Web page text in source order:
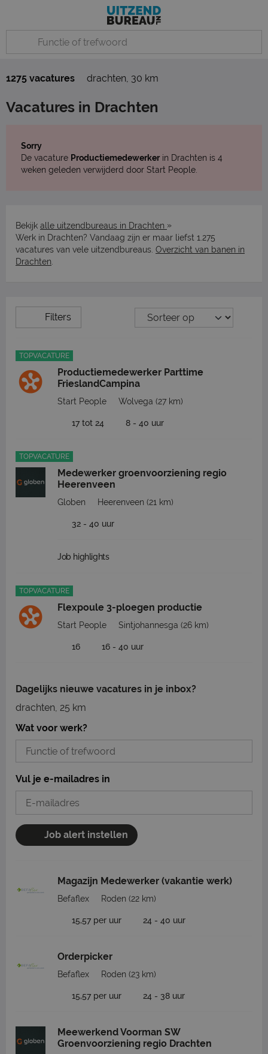
1275 vacatures drachten, 30 km
Vacatures in Drachten
Sorry
De vacature Productiemedewerkerin Drachten is 4
weken geleden verwijderd door Start People.
Bekijk alle uitzendbureaus in Drachten »
Werk in Drachten? Vandaag zijn er maar liefst 1.275
vacatures van vele uitzendbureaus. Overzicht van banen in
Drachten
Filters
TOPVACATURE
Productiemedewerker Parttime
FrieslandCampina
Start People Wolvega (27 km)
17 tot 24 8 - 40 uur
TOPVACATURE
Medewerker groenvoorziening regio
Heerenveen
Globen Heerenveen (21 km)
32 - 40 uur
Job highlights
TOPVACATURE
Flexpoule 3-ploegen productie
Start People Sintjohannesga (26 km)
16 16 - 40 uur
Dagelijks nieuwe vacatures in je inbox?
drachten, 25 km
Wat voor werk?
Vul je e-mailadres in
Job alert instellen
Magazijn Medewerker (vakantie werk)
Befaflex Roden (22 km)
15,57 per uur 24 - 40 uur
Orderpicker
Befaflex Roden (23 km)
15,57 per uur 24 - 38 uur
Meewerkend Voorman SW
Groenvoorziening regio Drachten